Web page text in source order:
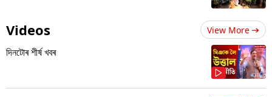
Videos View More
দিনটোৰ শীৰ্ষ খবৰ